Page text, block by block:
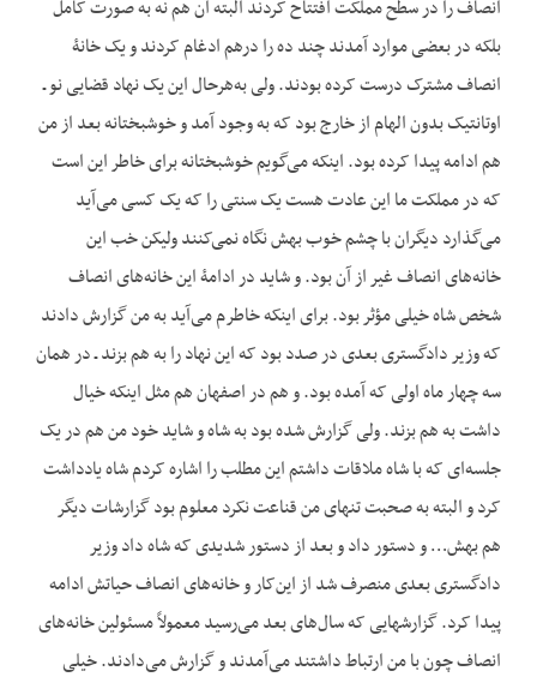
انصاف را در سطح مملکت افتتاح کردند البته آن هم نه به صورت کامل
بلکه در بعضی موارد آمدند چند ده را درهم ادغام کردند و یک خانۀ
انصاف مشترک درست کرده بودند. ولی به‌هرحال این یک نهاد قضایی نو ـ
اوتانتیک بدون الهام از خارج بود که به وجود آمد و خوشبختانه بعد از من
هم ادامه پیدا کرده بود. این‏که می‌گویم خوشبختانه برای خاطر این است
که در مملکت ما این عادت هست یک سنتی را که یک کسی می‌آید
می‌گذارد دیگران با چشم خوب بهش نگاه نمی‌کنند ولیکن خب این
خانه‌های انصاف غیر از آن بود. و شاید در ادامۀ این خانه‌های انصاف
شخص شاه خیلی مؤثر بود. برای این‏که خاطرم می‌آید به من گزارش دادند
که وزیر دادگستری بعدی در صدد بود که این نهاد را به هم بزند ـ در همان
سه چهار ماه اولی که آمده بود. و هم در اصفهان هم مثل این‏که خیال
داشت به هم بزند. ولی گزارش شده بود به شاه و شاید خود من هم در یک
جلسه‌ای که با شاه ملاقات داشتم این مطلب را اشاره کردم شاه یادداشت
کرد و البته به صحبت تنهای من قناعت نکرد معلوم بود گزارشات دیگر
هم بهش… و دستور داد و بعد از دستور شدیدی که شاه داد وزیر
دادگستری بعدی منصرف شد از این‌کار و خانه‌های انصاف حیاتش ادامه
پیدا کرد. گزارش‏هایی که سال‌های بعد می‌رسید معمولاً مسئولین خانه‌های
انصاف چون با من ارتباط داشتند می‌آمدند و گزارش می‌دادند. خیلی